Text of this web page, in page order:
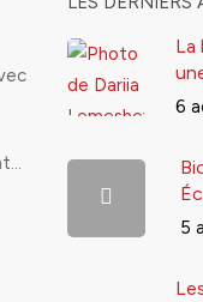
La
6
5